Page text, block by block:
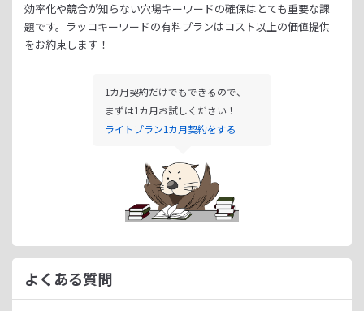
効率化や競合が知らない穴場キーワードの確保はとても重要な課
題です。 ラッコキーワードの有料プランはコスト以上の価値提供
をお約束します！
1カ月契約だけでもできるので、
まずは1カ月お試しください！
ライトプラン1カ月契約をする
よくある質問